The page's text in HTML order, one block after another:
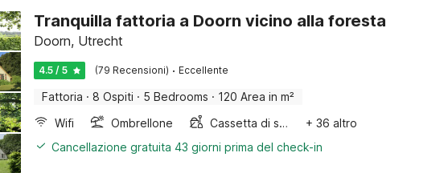
Tranquilla fattoria a Doorn vicino alla foresta
Doorn, Utrecht
4.5 / 5 (79 Recensioni) · Eccellente
Fattoria · 8 Ospiti · 5 Bedrooms · 120 Area in m²
Wifi
Ombrellone Cassetta di sabbia
+ 36 altro
Cancellazione gratuita 43 giorni prima del check-in